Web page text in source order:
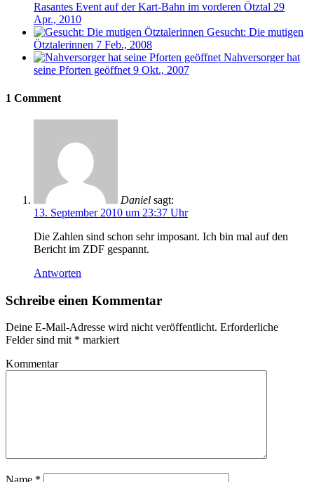
Rasantes Event auf der Kart-Bahn im vorderen Ötztal 29
Apr., 2010
Gesucht: Die mutigen
Ötztalerinnen 7 Feb., 2008
Nahversorger hat
seine Pforten geöffnet 9 Okt., 2007
1 Comment
Daniel sagt:
13. September 2010 um 23:37 Uhr
Die Zahlen sind schon sehr imposant. Ich bin mal auf den
Bericht im ZDF gespannt.
Antworten
Schreibe einen Kommentar
Deine E-Mail-Adresse wird nicht veröffentlicht. Erforderliche
Felder sind mit * markiert
Kommentar